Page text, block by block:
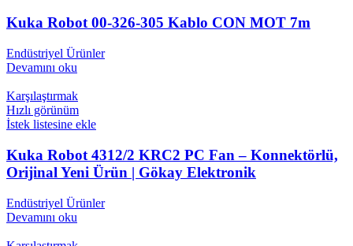
Kuka Robot 00-326-305 Kablo CON MOT 7m
Endüstriyel Ürünler
Devamını oku
Karşılaştırmak
Hızlı görünüm
İstek listesine ekle
Kuka Robot 4312/2 KRC2 PC Fan – Konnektörlü,
Orijinal Yeni Ürün | Gökay Elektronik
Endüstriyel Ürünler
Devamını oku